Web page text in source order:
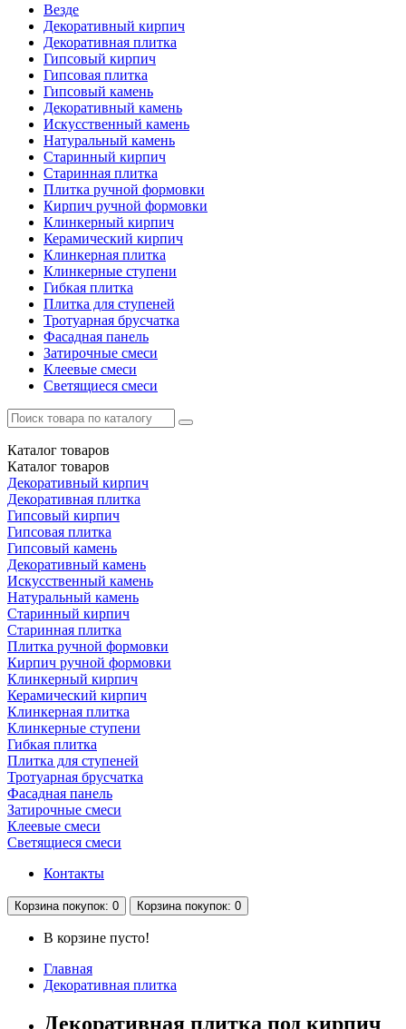
Везде
Декоративный кирпич
Декоративная плитка
Гипсовый кирпич
Гипсовая плитка
Гипсовый камень
Декоративный камень
Искусственный камень
Натуральный камень
Старинный кирпич
Старинная плитка
Плитка ручной формовки
Кирпич ручной формовки
Клинкерный кирпич
Керамический кирпич
Клинкерная плитка
Клинкерные ступени
Гибкая плитка
Плитка для ступеней
Тротуарная брусчатка
Фасадная панель
Затирочные смеси
Клеевые смеси
Светящиеся смеси
Каталог товаров
Каталог товаров
Декоративный кирпич
Декоративная плитка
Гипсовый кирпич
Гипсовая плитка
Гипсовый камень
Декоративный камень
Искусственный камень
Натуральный камень
Старинный кирпич
Старинная плитка
Плитка ручной формовки
Кирпич ручной формовки
Клинкерный кирпич
Керамический кирпич
Клинкерная плитка
Клинкерные ступени
Гибкая плитка
Плитка для ступеней
Тротуарная брусчатка
Фасадная панель
Затирочные смеси
Клеевые смеси
Светящиеся смеси
Контакты
Корзина покупок: 0 Корзина покупок: 0
В корзине пусто!
Главная
Декоративная плитка
Декоративная плитка под кирпич